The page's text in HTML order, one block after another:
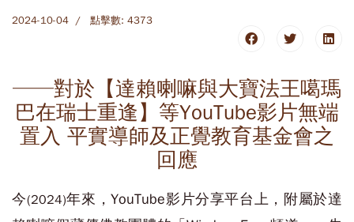
2024-10-04 點擊數: 4373
──對於【達賴喇嘛與大寶法王噶瑪
巴在瑞士重逢】等YouTube影片無端
置入 平實導師及正覺教育基金會之
回應
今(2024)年來，YouTube影片分享平台上，附屬於達